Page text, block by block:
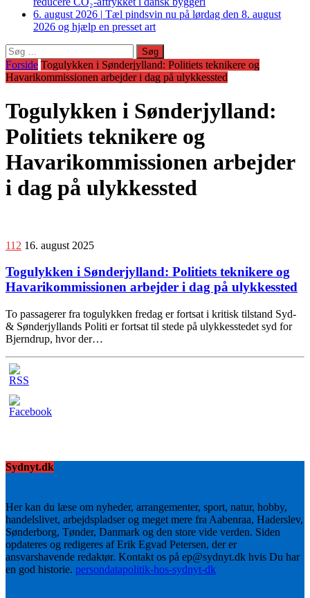
6. august 2026 | Tæl pindsvin nu på lørdag den 8. august
2026 og hjælp en presset art
Søg
efter:
Forside Togulykken i Sønderjylland: Politiets teknikere og
Havarikommissionen arbejder i dag på ulykkessted
Togulykken i Sønderjylland:
Politiets teknikere og
Havarikommissionen arbejder
i dag på ulykkessted
112 16. august 2025
Togulykken i Sønderjylland: Politiets teknikere og
Havarikommissionen arbejder i dag på ulykkessted
To passagerer fra togulykken fredag er fortsat i kritisk tilstand Syd-
& Sønderjyllands Politi er fortsat til stede på ulykkesstedet syd for
Bjerndrup, hvor der…
Sydnyt.dk
Her kan du læse om nyheder, arrangementer, sport, natur, hobby,
handelslivet, arbejdspladser og meget mere fra Aabenraa, Haderslev,
Sønderborg, Tønder, Danmark og den store vide verden. Siden
opdateres og redigeres af Erik Egvad Petersen, der er
ansvarshavende redaktør. Kontakt os på ep@sydnyt.dk hvis Du har
en god historie. persondatapolitik-hos-sydnyt-dk